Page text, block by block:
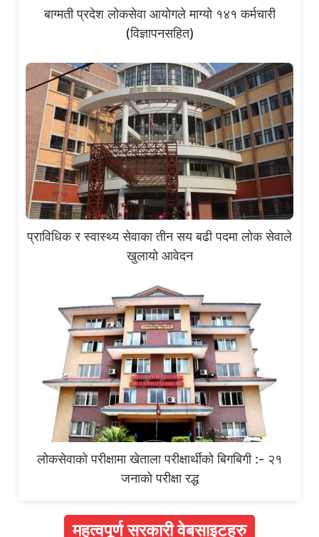
बाग्मती प्रदेश लोकसेवा आयोगले माग्यो १४१ कर्मचारी
(विज्ञापनसहित)
प्राविधिक र स्वास्थ्य सेवाका तीन सय बढी पदमा लोक सेवाले
खुलायो आवेदन
लोकसेवाको परीक्षामा खेताला परीक्षार्थीको बिगबिगी :- २१
जनाको परीक्षा रद्ध
महत्वपूर्ण सरकारी वेबसाइटहरु